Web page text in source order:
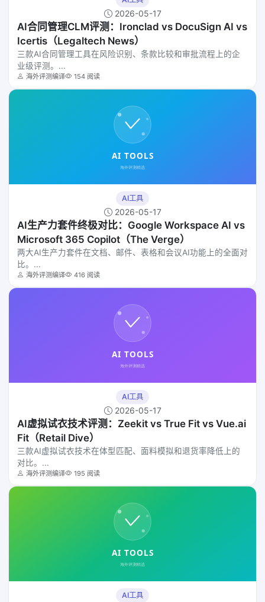
2026-05-17
AI合同管理CLM评测：Ironclad vs DocuSign AI vs
Icertis（Legaltech News）
三款AI合同管理工具在风险识别、条款比较和审批流程上的企
业级评测。...
海外评测编译 154 阅读
AI工具
2026-05-17
AI生产力套件终极对比：Google Workspace AI vs
Microsoft 365 Copilot（The Verge）
两大AI生产力套件在文档、邮件、表格和会议AI功能上的全面对
比。...
海外评测编译 416 阅读
AI工具
2026-05-17
AI虚拟试衣技术评测：Zeekit vs True Fit vs Vue.ai
Fit（Retail Dive）
三款AI虚拟试衣技术在体型匹配、面料模拟和退货率降低上的
对比。...
海外评测编译 195 阅读
AI工具